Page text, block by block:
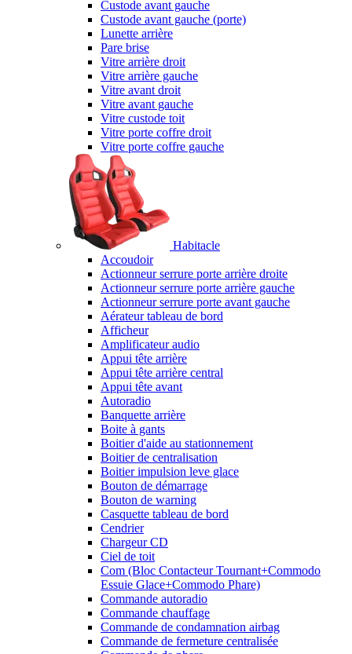
Custode avant gauche
Custode avant gauche (porte)
Lunette arrière
Pare brise
Vitre arrière droit
Vitre arrière gauche
Vitre avant droit
Vitre avant gauche
Vitre custode toit
Vitre porte coffre droit
Vitre porte coffre gauche
Habitacle
Accoudoir
Actionneur serrure porte arrière droite
Actionneur serrure porte arrière gauche
Actionneur serrure porte avant gauche
Aérateur tableau de bord
Afficheur
Amplificateur audio
Appui tête arrière
Appui tête arrière central
Appui tête avant
Autoradio
Banquette arrière
Boite à gants
Boitier d'aide au stationnement
Boitier de centralisation
Boitier impulsion leve glace
Bouton de démarrage
Bouton de warning
Casquette tableau de bord
Cendrier
Chargeur CD
Ciel de toit
Com (Bloc Contacteur Tournant+Commodo
Essuie Glace+Commodo Phare)
Commande autoradio
Commande chauffage
Commande de condamnation airbag
Commande de fermeture centralisée